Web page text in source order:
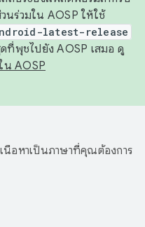
นร่วมใน AOSP ให้ใช้
latest-release
ที่พุชไปยัง AOSP เสมอ ดู
น AOSP
นื้อหาเป็นภาษาที่คุณต้องการ